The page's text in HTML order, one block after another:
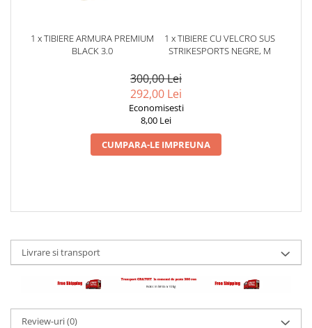
1 x TIBIERE ARMURA PREMIUM
BLACK 3.0
1 x TIBIERE CU VELCRO SUS
STRIKESPORTS NEGRE, M
300,00 Lei
292,00 Lei
Economisesti
8,00 Lei
CUMPARA-LE IMPREUNA
Livrare si transport
Review-uri(0)